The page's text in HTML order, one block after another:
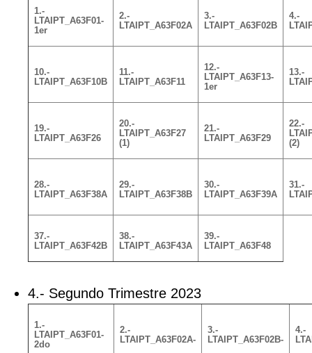
1.-
LTAIPT_A63F01-
1er
2.-
LTAIPT_A63F02A
3.-
LTAIPT_A63F02B
4.-
10.-
LTAIPT_A63F10B
11.-
LTAIPT_A63F11
12.-
LTAIPT_A63F13-
1er
13.-
19.-
LTAIPT_A63F26
20.-
LTAIPT_A63F27
(1)
21.-
LTAIPT_A63F29
22.-
(2)
28.-
LTAIPT_A63F38A
29.-
LTAIPT_A63F38B
30.-
LTAIPT_A63F39A
31.-
37.-
LTAIPT_A63F42B
38.-
LTAIPT_A63F43A
39.-
LTAIPT_A63F48
4.- Segundo Trimestre 2023
1.-
LTAIPT_A63F01-
2do
2.-
LTAIPT_A63F02A-
3.-
LTAIPT_A63F02B-
4.-